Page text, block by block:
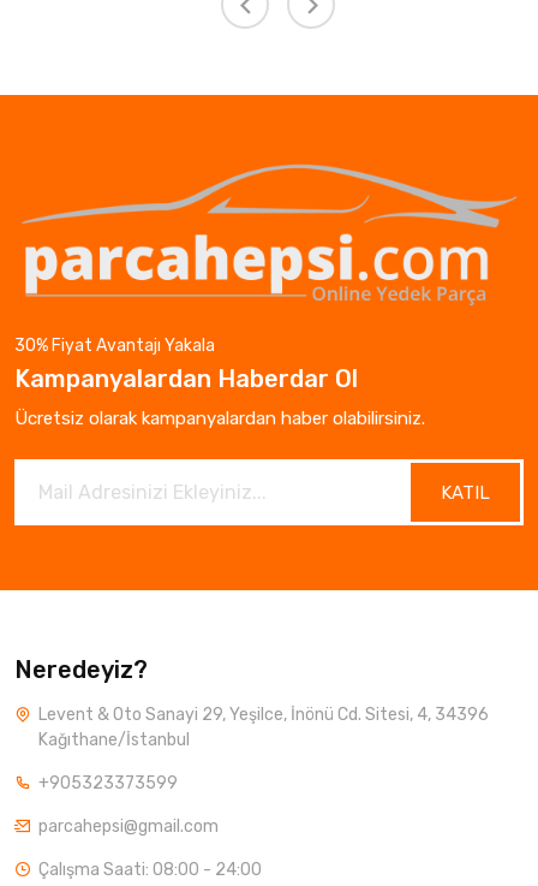
30% Fiyat Avantajı Yakala
Kampanyalardan Haberdar Ol
Ücretsiz olarak kampanyalardan haber olabilirsiniz.
KATIL
Neredeyiz?
Levent & Oto Sanayi 29, Yeşilce, İnönü Cd. Sitesi, 4, 34396
Kağıthane/İstanbul
+905323373599
parcahepsi@gmail.com
Çalışma Saati: 08:00 - 24:00